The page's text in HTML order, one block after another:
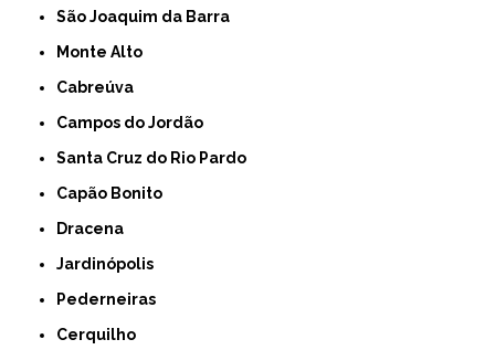
São Joaquim da Barra
Monte Alto
Cabreúva
Campos do Jordão
Santa Cruz do Rio Pardo
Capão Bonito
Dracena
Jardinópolis
Pederneiras
Cerquilho